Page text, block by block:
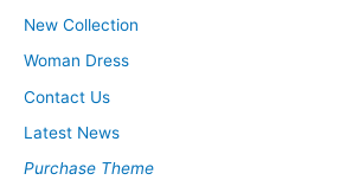
New Collection
Woman Dress
Contact Us
Latest News
Purchase Theme